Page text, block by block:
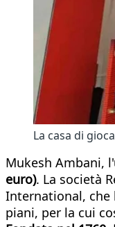
La casa di
Mukesh Ambani,
euro). La società
International, che
piani, per la cui